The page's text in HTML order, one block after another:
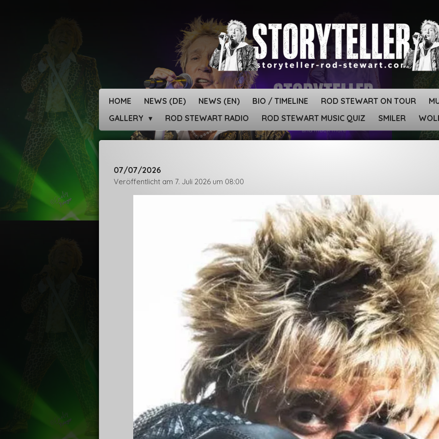
HOME NEWS (DE) NEWS (EN) BIO / TIMELINE ROD STEWART ON TOUR
GALLERY
ROD STEWART RADIO ROD STEWART MUSIC QUIZ SMILER
07/07/2026
Veröffentlicht am 7. Juli 2026 um 08:00